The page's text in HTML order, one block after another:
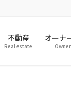
不動産
Real estate
オーナ